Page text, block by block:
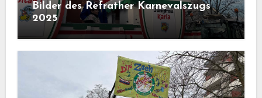
Bilder des Refrather Karnevalszugs
2025